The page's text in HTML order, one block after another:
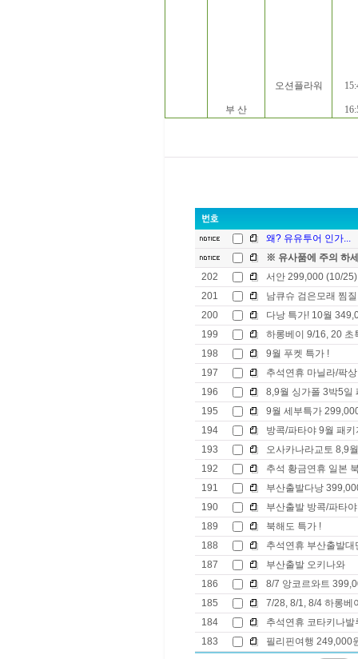
부 산
오션플라워
왜? 유유투어 인가...
※ 유사품에 주의 하
202
서안 299,000 (10/25)
201
남큐슈 검은모래 찜
200
다낭 특가! 10월
199
하롱베이 9/16, 20 초
198
9월 푸켓 특가 !
197
추석연휴 마닐라/팍
196
8,9월 싱가폴 3박5일
195
9월 세부특가
194
방콕/파타야 9월 패키
193
오사카나라교토 8,9
192
추석 황금연휴 일본
191
부산출발다낭
190
부산출발 방콕/파타
189
북해도 특가 !
188
추석연휴 부산출발대
187
부산출발 오키나와
186
8/7 앙코르와트
185
7/28, 8/1, 8/4 하롱베
184
추석연휴 코타키나발
183
필리핀여행 249,000